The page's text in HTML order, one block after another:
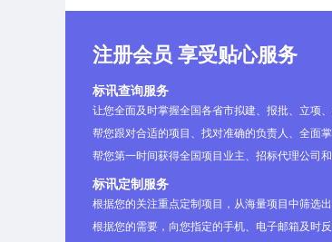
联系人：(略)
南京银茂铅锌矿业有限公司
查看完整内容>>
注册会员 享受贴心服务
标讯查询服务
让您全面及时掌握全国各省市拟建、报批、立项
帮您跟对合适的项目、找对准确的负责人、全面
帮您第一时间获得全国项目业主、招标代理公司
标讯定制服务
根据您的关注重点定制项目，从海量项目中筛选
根据您的需要，向您指定的手机、电子邮箱及时反